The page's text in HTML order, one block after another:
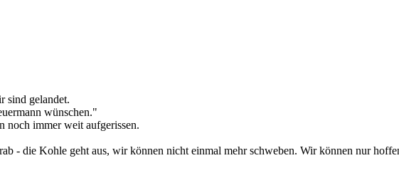
sind gelandet.
wünschen."
noch immer weit aufgerissen.
- die Kohle geht aus, wir können nicht einmal mehr schweben. Wir können nur